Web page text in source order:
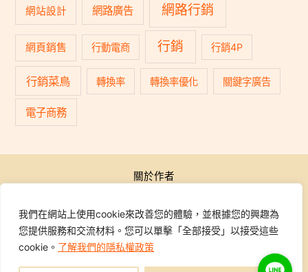
我們在網站上使用cookie來改善您的體驗，並根據您的興趣為
您提供服務和交流材料。您可以單擊「全部接受」以接受這些
cookie。 了解我們的隱私權政策
網站設計 網路廣告 網路行銷
網頁銷售 行動電商 行銷 行銷4P
行銷菜鳥 轉換率 轉換率優化 關鍵字廣告
電子商務
關於作者
行銷學院
課程報名
學員專區